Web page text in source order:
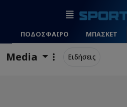
ΠΟΔΟΣΦΑΙΡΟ ΜΠΑΣΚΕΤ
Media Ειδήσεις